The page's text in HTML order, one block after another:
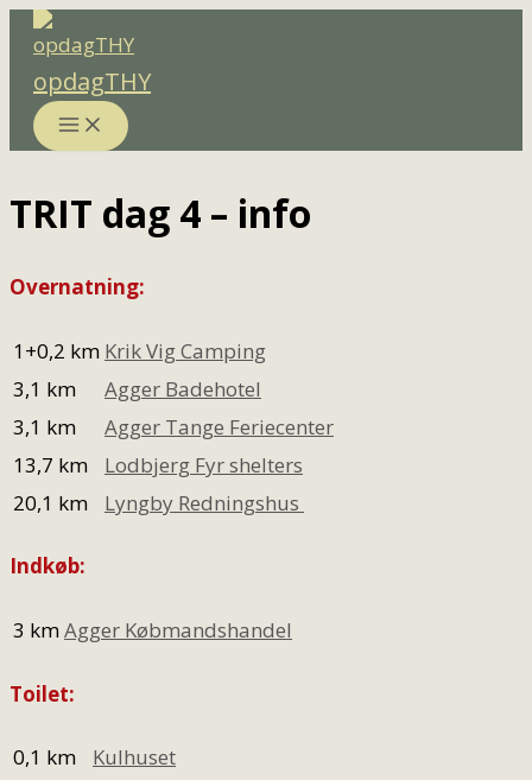
Gå
indholdet
opdagTHY
TRIT dag 4 – info
Overnatning:
1+0,2 km Krik Vig Camping
3,1 km
Agger Badehotel
3,1 km
Agger Tange Feriecenter
13,7 km
Lodbjerg Fyr shelters
20,1 km
Lyngby Redningshus
Indkøb:
3 kmAgger Købmandshandel
Toilet:
0,1 km
Kulhuset